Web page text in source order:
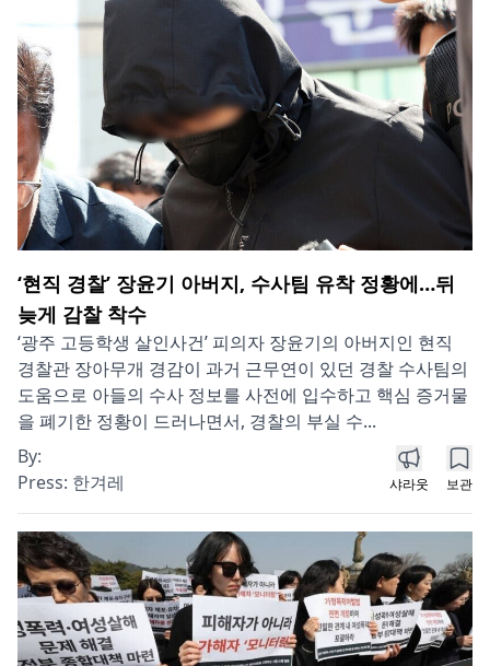
‘현직 경찰’ 장윤기 아버지, 수사팀 유착 정황에…뒤
늦게 감찰 착수
‘광주 고등학생 살인사건’ 피의자 장윤기의 아버지인 현직
경찰관 장아무개 경감이 과거 근무연이 있던 경찰 수사팀의
도움으로 아들의 수사 정보를 사전에 입수하고 핵심 증거물
을 폐기한 정황이 드러나면서, 경찰의 부실 수...
By:
Press: 한겨레 샤라웃 보관